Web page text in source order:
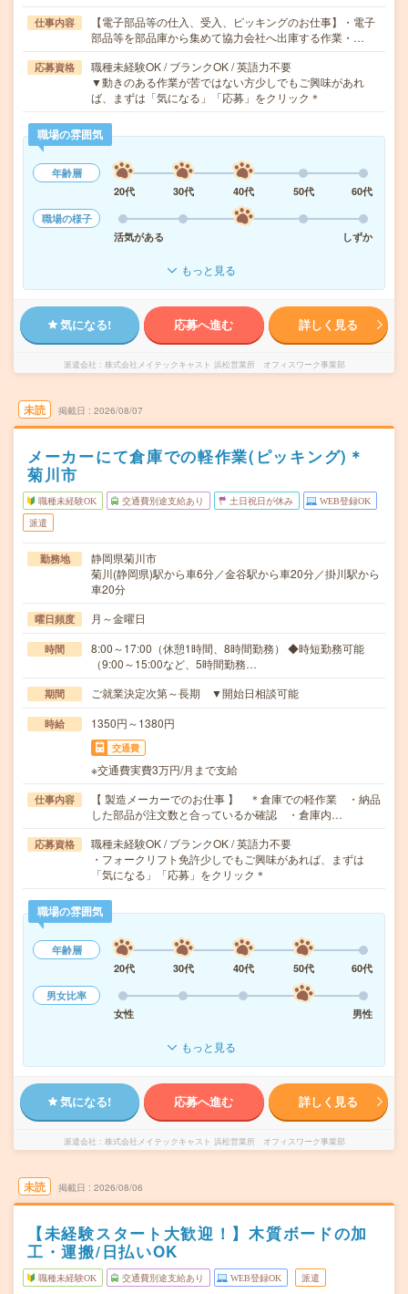
仕事内容
【電子部品等の仕入、受入、ピッキングのお仕事】・電子
部品等を部品庫から集めて協力会社へ出庫する作業・…
応募資格
職種未経験OK / ブランクOK / 英語力不要
▼動きのある作業が苦ではない方少しでもご興味があれ
ば、まずは「気になる」「応募」をクリック＊
職場の雰囲気
年齢層
20代
30代 40代 50代
60代
職場の様子
活気がある
しずか
もっと見る
気になる! 応募へ進む 詳しく見る
派遣会社 株式会社メイテックキャスト 浜松営業所 オフィスワーク事業部
未読 掲載日 2026/08/07
メーカーにて倉庫での軽作業(ピッキング)＊
菊川市
職種未経験OK 交通費別途支給あり 土日祝日が休み WEB登録OK
派遣
勤務地
静岡県菊川市
菊川(静岡県)駅から車6分／金谷駅から車20分／掛川駅から
車20分
曜日頻度 月～金曜日
時間
8:00～17:00（休憩1時間、8時間勤務） ◆時短勤務可能
（9:00～15:00など、5時間勤務…
期間 ご就業決定次第～長期 ▼開始日相談可能
時給 1350円～1380円
交通費
※交通費実費3万円/月まで支給
仕事内容
【 製造メーカーでのお仕事 】 ＊倉庫での軽作業 ・納品
した部品が注文数と合っているか確認 ・倉庫内…
応募資格
職種未経験OK / ブランクOK / 英語力不要
・フォークリフト免許少しでもご興味があれば、まずは
「気になる」「応募」をクリック＊
職場の雰囲気
年齢層
20代
30代 40代 50代
60代
男女比率
女性
男性
もっと見る
気になる! 応募へ進む 詳しく見る
派遣会社 株式会社メイテックキャスト 浜松営業所 オフィスワーク事業部
未読 掲載日 2026/08/06
【未経験スタート大歓迎！】木質ボードの加
工・運搬/日払いOK
職種未経験OK 交通費別途支給あり WEB登録OK 派遣